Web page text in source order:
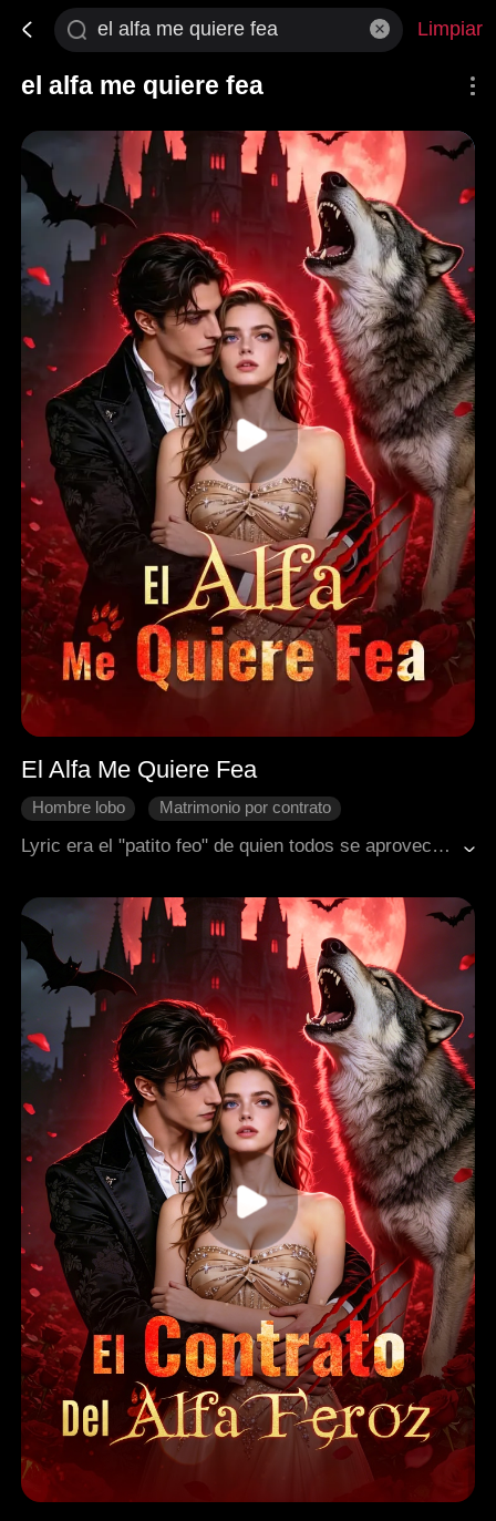
Limpiar
el alfa me quiere fea
El Alfa Me Quiere Fea
Hombre lobo
Matrimonio por contrato
Lyric era el "patito feo" de quien todos se aprovechaban. Tras ser traicionada por su ex y su familia, y perder a sus gemelos hace cinco años, resurge sin cicatrices y con una belleza deslumbrante. Ahora, se ve obligada a un matrimonio por contrato con Jaris, el Alfa más poderoso y frío. Sin embargo, Lyric posee un poder prohibido y una organización secreta la persigue. Mientras lucha por salvar a su hijo moribundo y destruir las intrigas de su falsa madre, terminará conquistando el corazón de este Alfa implacable.